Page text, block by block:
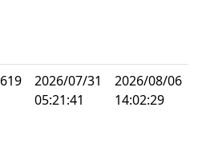
619
2026/07/31
05:21:41
2026/08/06
14:02:29